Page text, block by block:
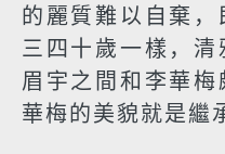
的麗質難以自棄
三四十歲一樣，
眉宇之間和李華
華梅的美貌就是繼